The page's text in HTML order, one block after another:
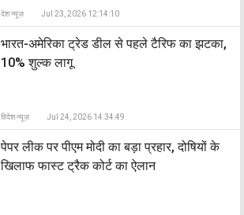
देश न्यूज़ Jul 23, 2026 12:14:10
भारत-अमेरिका ट्रेड डील से पहले टैरिफ का झटका,
10% शुल्क लागू
विदेश न्यूज़ Jul 24, 2026 14:34:49
पेपर लीक पर पीएम मोदी का बड़ा प्रहार, दोषियों के
खिलाफ फास्ट ट्रैक कोर्ट का ऐलान